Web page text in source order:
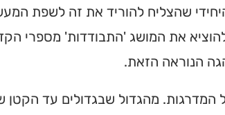
שהצליח להוריד את זה לשפת
את המושג 'התבודדות' מספרי
הנוראה הזאת.
מהגדול שבגדולים עד הקטן